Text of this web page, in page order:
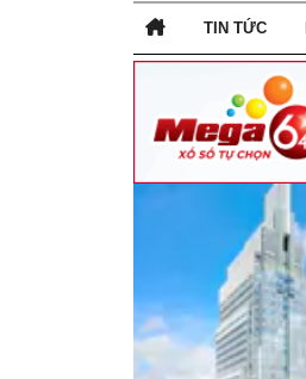
TIN TỨC